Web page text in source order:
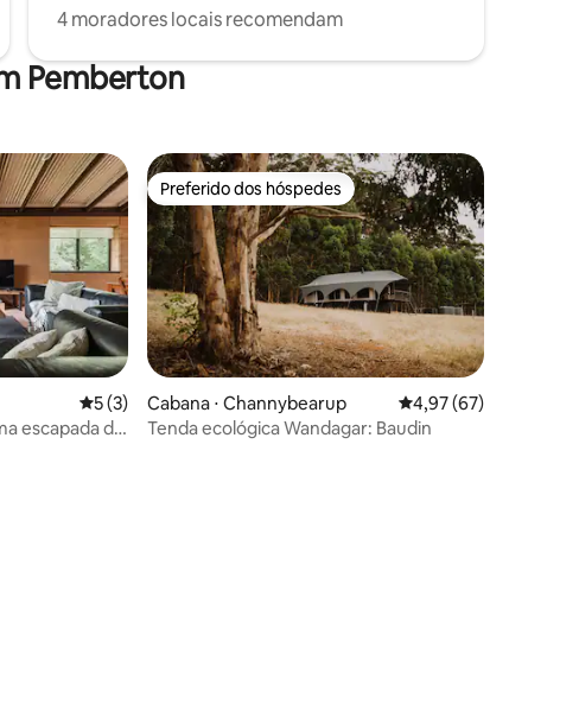
4 moradores locais recomendam
Pemberton
5 de uma avaliação média de 5, 3 avaliações
5 (3)
escapada de
Preferido dos hóspedes
Preferido dos hóspedes
Cabana ⋅ Channybearup 4,97 de uma
4,97 (67)
Tenda ecológica Wandagar: Baudin